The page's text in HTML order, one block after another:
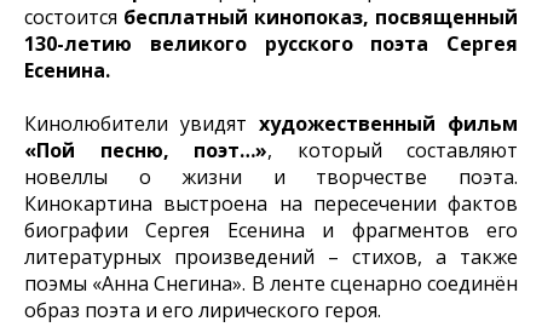
состоится бесплатный кинопоказ, посвященный
130-летию великого русского поэта Сергея
Есенина.
Кинолюбители увидят художественный фильм
«Пой песню, поэт…», который составляют
новеллы о жизни и творчестве поэта.
Кинокартина выстроена на пересечении фактов
биографии Сергея Есенина и фрагментов его
литературных произведений – стихов, а также
поэмы «Анна Снегина». В ленте сценарно соединён
образ поэта и его лирического героя.